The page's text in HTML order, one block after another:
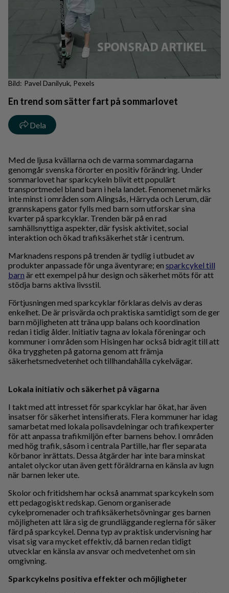
Pavel Danilyuk, Pexels
En trend som sätter fart på sommarlovet
Dela
Med de ljusa kvällarna och de varma sommardagarna
genomgår svenska förorter en positiv förändring. Under
sommarlovet har sparkcykeln blivit ett populärt
transportmedel bland barn i hela landet. Fenomenet märks
inte minst i områden som Alingsås, Härryda och Lerum, där
grannskapens gator fylls med barn som utforskar sina
kvarter på sparkcyklar. Trenden bär på en rad
samhällsnyttiga aspekter, där fysisk aktivitet, social
interaktion och ökad trafiksäkerhet står i centrum.
Marknadens respons på trenden är tydlig i utbudet av
produkter anpassade för unga äventyrare; en sparkcykel till
barn är ett exempel på hur design och säkerhet möts för att
stödja barns aktiva livsstil.
Förtjusningen med sparkcyklar förklaras delvis av deras
enkelhet. De är prisvärda och praktiska samtidigt som de ger
barn möjligheten att träna upp balans och koordination
redan i tidig ålder. Initiativ tagna av lokala föreningar och
kommuner i områden som Hisingen har också bidragit till att
öka tryggheten på gatorna genom att främja
säkerhetsmedvetenhet och tillhandahålla cykelvägar.
Lokala initiativ och säkerhet på vägarna
I takt med att intresset för sparkcyklar har ökat, har även
insatser för säkerhet intensifierats. Flera kommuner har idag
samarbetat med lokala polisavdelningar och trafikexperter
för att anpassa trafikmiljön efter barnens behov. I områden
med hög trafik, såsom i centrala Partille, har fler separata
körbanor inrättats. Dessa åtgärder har inte bara minskat
antalet olyckor utan även gett föräldrarna en känsla av lugn
när barnen leker ute.
Skolor och fritidshem har också anammat sparkcykeln som
ett pedagogiskt redskap. Genom organiserade
cykelpromenader och trafiksäkerhetsövningar ges barnen
möjligheten att lära sig de grundläggande reglerna för säker
färd på sparkcykel. Denna typ av praktisk undervisning har
visat sig vara mycket effektiv, då barnen redan tidigt
utvecklar en känsla av ansvar och medvetenhet om sin
omgivning.
Sparkcykelns positiva effekter och möjligheter